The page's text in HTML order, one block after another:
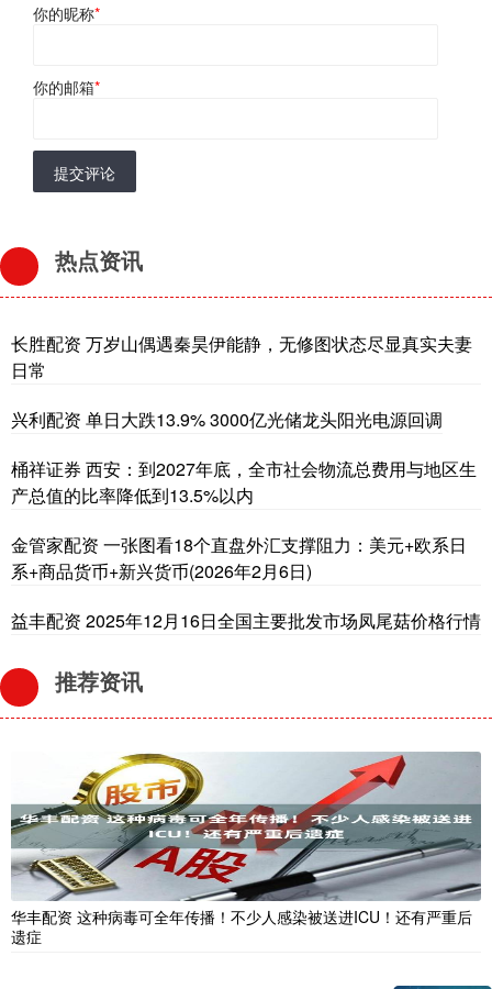
你的昵称*
你的邮箱*
提交评论
热点资讯
长胜配资 万岁山偶遇秦昊伊能静，无修图状态尽显真实夫妻
日常
兴利配资 单日大跌13.9% 3000亿光储龙头阳光电源回调
桶祥证券 西安：到2027年底，全市社会物流总费用与地区生
产总值的比率降低到13.5%以内
金管家配资 一张图看18个直盘外汇支撑阻力：美元+欧系日
系+商品货币+新兴货币(2026年2月6日)
益丰配资 2025年12月16日全国主要批发市场凤尾菇价格行情
推荐资讯
华丰配资 这种病毒可全年传播！不少人感染被送进ICU！还有严重后
遗症